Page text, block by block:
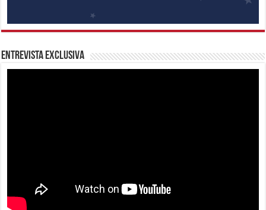
Entrevista Exclusiva